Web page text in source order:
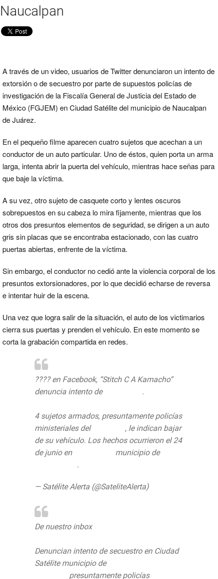
Naucalpan
A través de un video, usuarios de Twitter denunciaron un intento de
extorsión o de secuestro por parte de supuestos policías de
investigación de la Fiscalía General de Justicia del Estado de
México (FGJEM) en Ciudad Satélite del municipio de Naucalpan
de Juárez.
En el pequeño filme aparecen cuatro sujetos que acechan a un
conductor de un auto particular. Uno de éstos, quien porta un arma
larga, intenta abrir la puerta del vehículo, mientras hace señas para
que baje la víctima.
A su vez, otro sujeto de casquete corto y lentes oscuros
sobrepuestos en su cabeza lo mira fijamente, mientras que los
otros dos presuntos elementos de seguridad, se dirigen a un auto
gris sin placas que se encontraba estacionado, con las cuatro
puertas abiertas, enfrente de la víctima.
Sin embargo, el conductor no cedió ante la violencia corporal de los
presuntos extorsionadores, por lo que decidió echarse de reversa
e intentar huir de la escena.
Una vez que logra salir de la situación, el auto de los victimarios
cierra sus puertas y prenden el vehículo. En este momento se
corta la grabación compartida en redes.
???? en Facebook, “Stitch C A Kamacho“
denuncia intento de
.
4 sujetos armados, presuntamente policías
ministeriales del
, le indican bajar
de su vehículo. Los hechos ocurrieron el 24
de junio en
municipio de
.
— Satélite Alerta (@SateliteAlerta)
De nuestro inbox
Denuncian intento de secuestro en Ciudad
Satélite municipio de
presuntamente policías